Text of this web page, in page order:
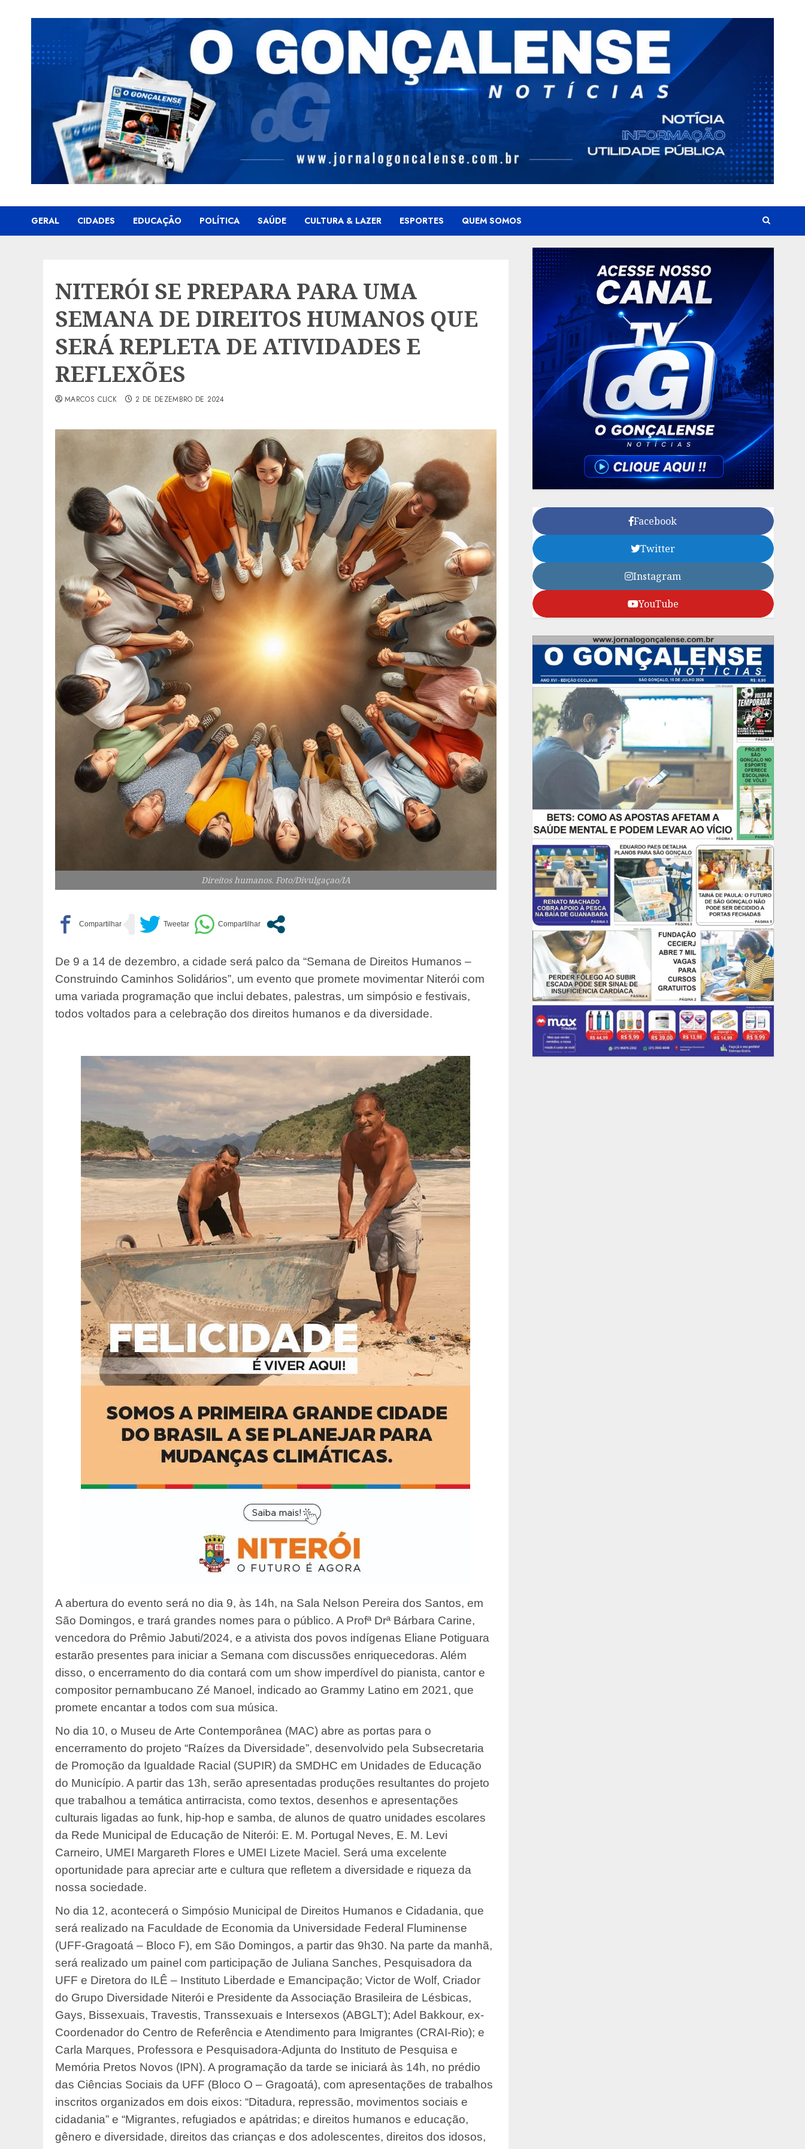
GERAL CIDADES EDUCAÇÃO POLÍTICA SAÚDE CULTURA & LAZER ESPORTES QUEM SOMOS
NITERÓI SE PREPARA PARA UMA
SEMANA DE DIREITOS HUMANOS QUE
SERÁ REPLETA DE ATIVIDADES E
REFLEXÕES
MARCOS CLICK 2 DE DEZEMBRO DE 2024
Direitos humanos. Foto/Divulgaçao/IA
De 9 a 14 de dezembro, a cidade será palco da “Semana de Direitos Humanos –
Construindo Caminhos Solidários”, um evento que promete movimentar Niterói com
uma variada programação que inclui debates, palestras, um simpósio e festivais,
todos voltados para a celebração dos direitos humanos e da diversidade.
A abertura do evento será no dia 9, às 14h, na Sala Nelson Pereira dos Santos, em
São Domingos, e trará grandes nomes para o público. A Profª Drª Bárbara Carine,
vencedora do Prêmio Jabuti/2024, e a ativista dos povos indígenas Eliane Potiguara
estarão presentes para iniciar a Semana com discussões enriquecedoras. Além
disso, o encerramento do dia contará com um show imperdível do pianista, cantor e
compositor pernambucano Zé Manoel, indicado ao Grammy Latino em 2021, que
promete encantar a todos com sua música.
No dia 10, o Museu de Arte Contemporânea (MAC) abre as portas para o
encerramento do projeto “Raízes da Diversidade”, desenvolvido pela Subsecretaria
de Promoção da Igualdade Racial (SUPIR) da SMDHC em Unidades de Educação
do Município. A partir das 13h, serão apresentadas produções resultantes do projeto
que trabalhou a temática antirracista, como textos, desenhos e apresentações
culturais ligadas ao funk, hip-hop e samba, de alunos de quatro unidades escolares
da Rede Municipal de Educação de Niterói: E. M. Portugal Neves, E. M. Levi
Carneiro, UMEI Margareth Flores e UMEI Lizete Maciel. Será uma excelente
oportunidade para apreciar arte e cultura que refletem a diversidade e riqueza da
nossa sociedade.
No dia 12, acontecerá o Simpósio Municipal de Direitos Humanos e Cidadania, que
será realizado na Faculdade de Economia da Universidade Federal Fluminense
(UFF-Gragoatá – Bloco F), em São Domingos, a partir das 9h30. Na parte da manhã,
será realizado um painel com participação de Juliana Sanches, Pesquisadora da
UFF e Diretora do ILÊ – Instituto Liberdade e Emancipação; Victor de Wolf, Criador
do Grupo Diversidade Niterói e Presidente da Associação Brasileira de Lésbicas,
Gays, Bissexuais, Travestis, Transsexuais e Intersexos (ABGLT); Adel Bakkour, ex-
Coordenador do Centro de Referência e Atendimento para Imigrantes (CRAI-Rio); e
Carla Marques, Professora e Pesquisadora-Adjunta do Instituto de Pesquisa e
Memória Pretos Novos (IPN). A programação da tarde se iniciará às 14h, no prédio
das Ciências Sociais da UFF (Bloco O – Gragoatá), com apresentações de trabalhos
inscritos organizados em dois eixos: “Ditadura, repressão, movimentos sociais e
cidadania” e “Migrantes, refugiados e apátridas; e direitos humanos e educação,
gênero e diversidade, direitos das crianças e dos adolescentes, direitos dos idosos,
Facebook
Twitter
Instagram
YouTube